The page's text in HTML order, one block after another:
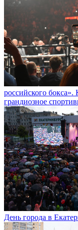
российского
грандиозное
День города в